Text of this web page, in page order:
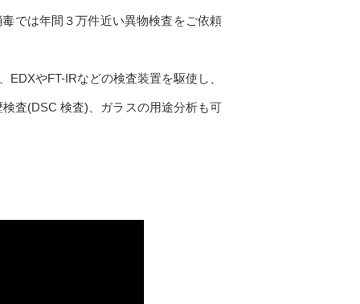
では年間３万件近い異物検査をご依頼
やFT-IRなどの検査装置を駆使し、
査(DSC 検査)、ガラスの用途分析も可